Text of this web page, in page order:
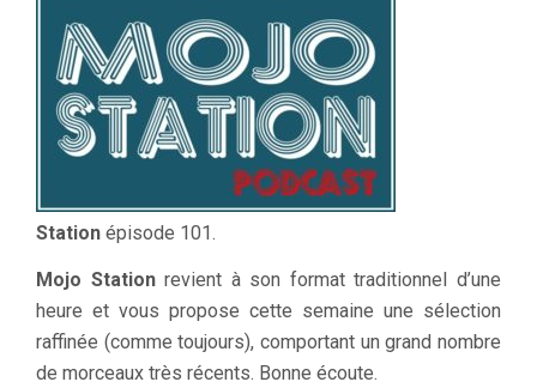
Station épisode 101.
Mojo Stationrevient à son format traditionnel d’une
heure et vous propose cette semaine une sélection
raffinée (comme toujours), comportant un grand nombre
de morceaux très récents. Bonne écoute.